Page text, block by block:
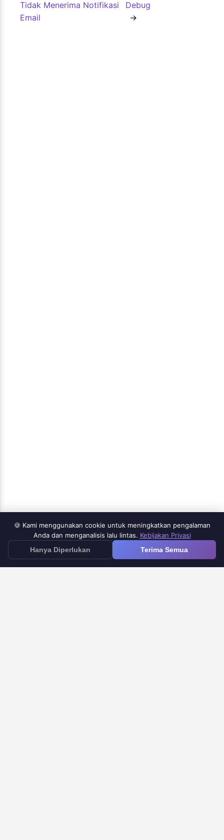
Tidak Menerima Notifikasi
Email
Debug
Products
Google Forms iOS App
Google Forms to Doc
🍪 Kami menggunakan cookie untuk meningkatkan pengalaman
Anda dan menganalisis lalu lintas. Kebijakan Privasi
Hanya Diperlukan
Terima Semua